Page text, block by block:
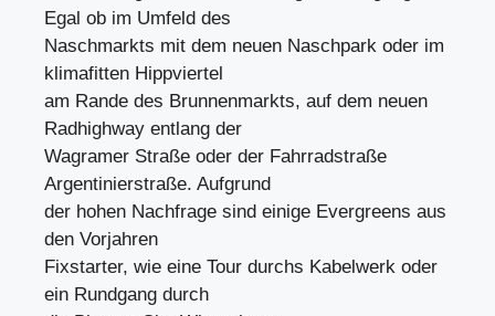
Egal ob im Umfeld des
Naschmarkts mit dem neuen Naschpark oder im
klimafitten Hippviertel
am Rande des Brunnenmarkts, auf dem neuen
Radhighway entlang der
Wagramer Straße oder der Fahrradstraße
Argentinierstraße. Aufgrund
der hohen Nachfrage sind einige Evergreens aus
den Vorjahren
Fixstarter, wie eine Tour durchs Kabelwerk oder
ein Rundgang durch